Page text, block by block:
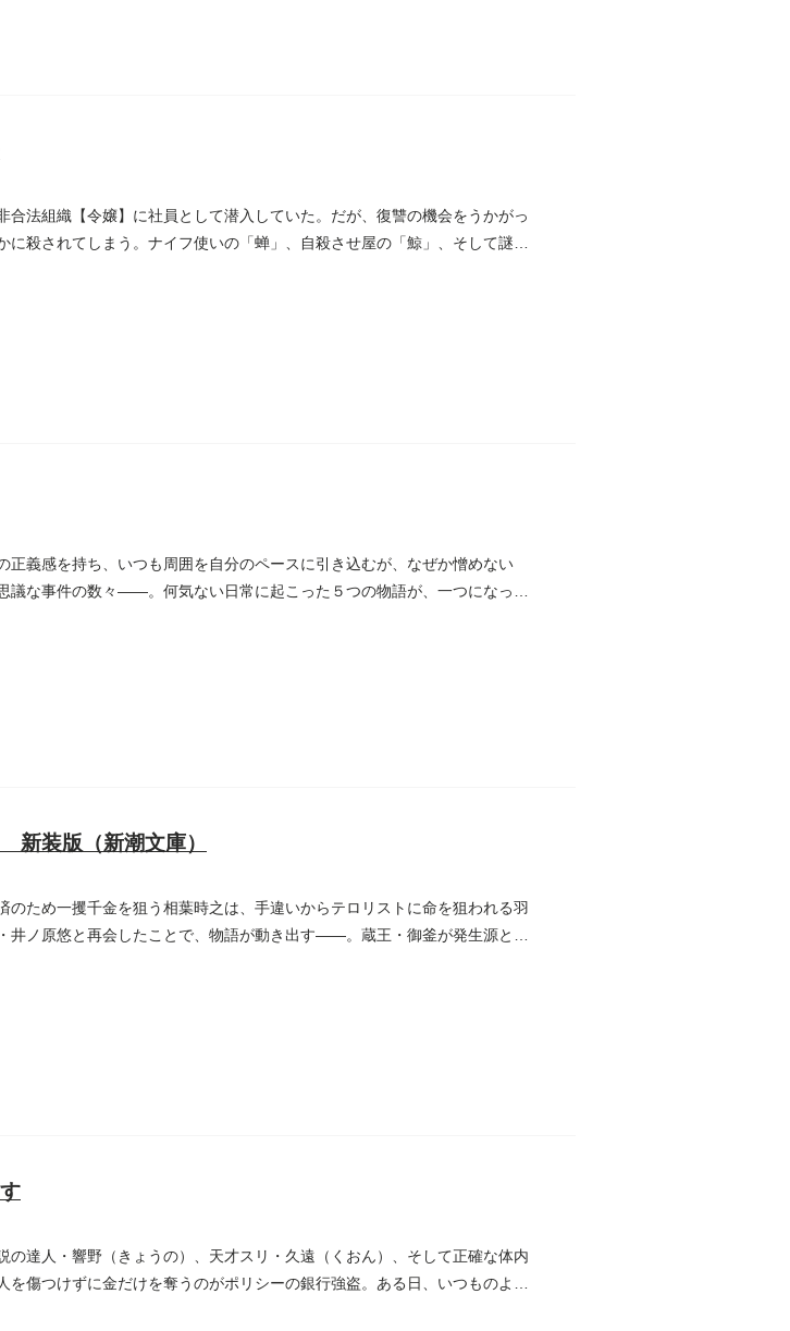
合法組織【令嬢】に社員として潜入していた。だが、復讐の機会をうかがっ
殺されてしまう。ナイフ使いの「蝉」、自殺させ屋の「鯨」、そして謎の
正義感を持ち、いつも周囲を自分のペースに引き込むが、なぜか憎めない
議な事件の数々――。何気ない日常に起こった５つの物語が、一つになった
新装版（新潮文庫）
のため一攫千金を狙う相葉時之は、手違いからテロリストに命を狙われる羽
井ノ原悠と再会したことで、物語が動き出す――。蔵王・御釜が発生源とさ
の達人・響野（きょうの）、天才スリ・久遠（くおん）、そして正確な体内
傷つけずに金だけを奪うのがポリシーの銀行強盗。ある日、いつものよう